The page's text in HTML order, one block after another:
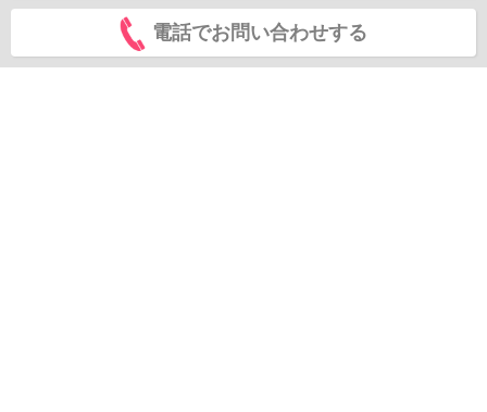
電話でお問い合わせする